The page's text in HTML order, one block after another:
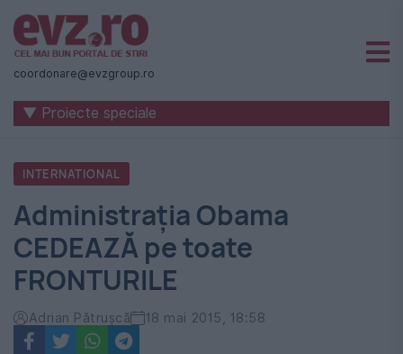
Știri
naționale
internaționale
România
-
Evenimentul
Zilei
coordonare@evzgroup.ro
▼ Proiecte speciale
INTERNATIONAL
Administrația Obama
CEDEAZĂ pe toate
FRONTURILE
Adrian Pătrușcă 18 mai 2015, 18:58